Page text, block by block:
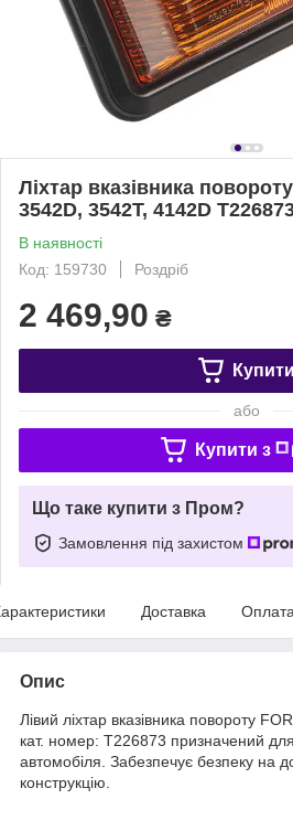
Ліхтар вказівника
3542D, 3542T, 4142D
В наявності
Код: 159730
Роздріб
2 469,90 ₴
Купити
або
Купити з
Що таке купити з Пром?
Замовлення під захистом
Доставка Оплата
Опис
Лівий ліхтар вказівника повороту
кат. номер: T226873 призначений
автомобіля. Забезпечує безпеку на
конструкцію.